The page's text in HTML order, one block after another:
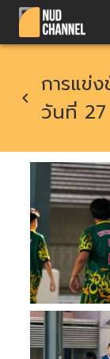
การแข่
วันที่